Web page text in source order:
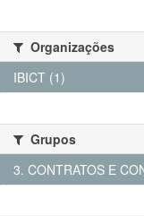
Organizações
IBICT (1)
Grupos
3. CONTRATOS E